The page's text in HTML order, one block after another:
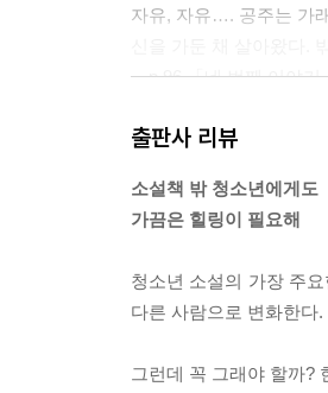
자유, 자유…. 공주는 가
---p.96 「네 번째 이야
“사람들이 고약한 걸 보
---p.125 「다섯 번째 이
말이든 다 들을 각오가
엄마는 아무 말도 안 하
출판사 리뷰
소설책 밖 청소년에게도
가끔은 힐링이 필요해
청소년 소설의 가장 주
다른 사람으로 변화한다
그런데 꼭 그래야 할까?